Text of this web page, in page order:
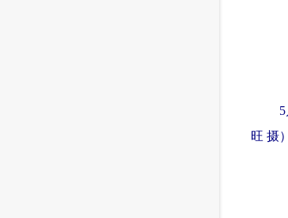
5月8
旺 摄）